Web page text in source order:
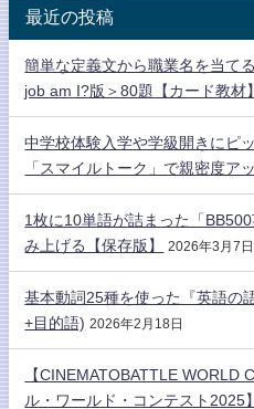
最近の投稿
簡単な定義文から職業名を当て
job am I?版＞80題【カード教材】
中学校体験入学や学級開きにピ
「スマイルトーク」で親密度ア
1枚に10単語が詰まった「
み上げる【保存版】
2026年3月7日
基本動詞25種を使った『英語の
+目的語) 2026年2月18日
【CINEMATOBATTLE
ル・ワールド・コンテスト2025